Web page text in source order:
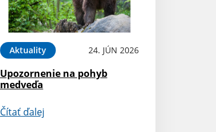
Aktuality 24. JÚN 2026
Upozornenie na pohyb
medveďa
Čítať ďalej